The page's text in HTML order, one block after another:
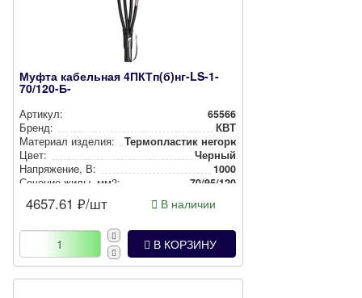
Муфта кабельная 4ПКТп(б)нг-LS-1-
70/120-Б-
Артикул:
65566
Бренд:
КВТ
Материал изделия:
Тер­моп­лас­тик негорючий
Цвет:
Черный
Нап­ря­же­ние, В:
1000
Сечение жилы, мм2:
70/95/120
4657.61 ₽/шт В наличии
В КОРЗИНУ